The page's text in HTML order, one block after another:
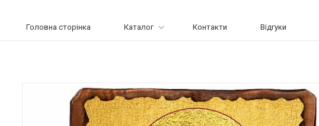
Головна сторінка Каталог Контакти Відгуки